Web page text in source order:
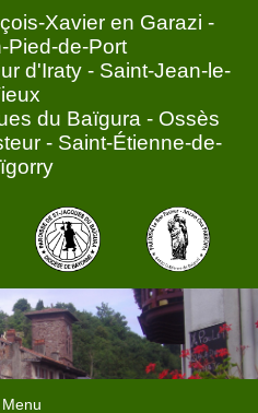
Xavier en Garazi -
Pied-de-Port
d'Iraty - Saint-Jean-le-
du Baïgura - Ossès
- Saint-Étienne-de-